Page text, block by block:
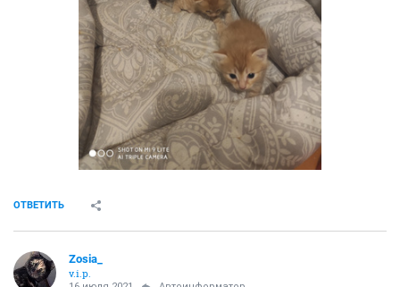
ОТВЕТИТЬ
Zosia_
v.i.p.